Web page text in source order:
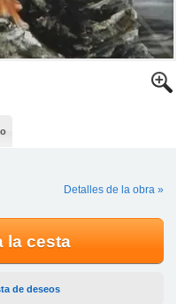
Detalles de la obra »
la cesta
de deseos